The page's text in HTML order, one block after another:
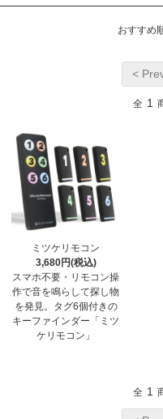
おすすめ
<
全 1
ミツケリモコン
3,680円(税込)
スマホ不要・リモコン操
作で音を鳴らして探し物
を発見。タグ6個付きの
キーファインダー「ミツ
ケリモコン」
全 1